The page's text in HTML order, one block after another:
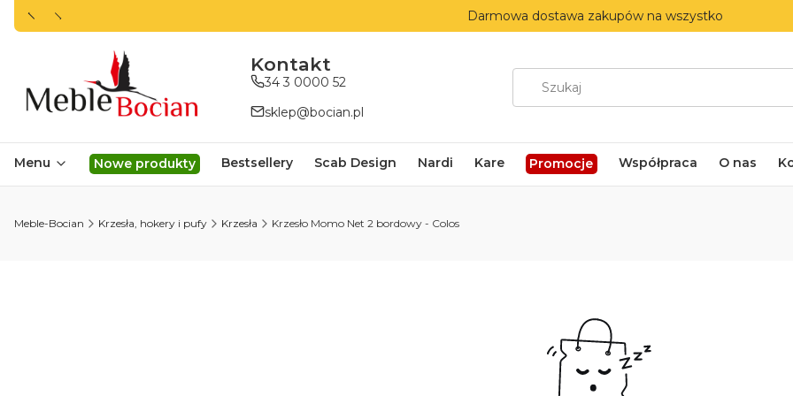
Darmowa dostawa zakupów na wszystko
ㅤㅤㅤㅤㅤㅤㅤㅤKontakt
34 3 0000 52
sklep@bocian.pl
Menu Nowe produkty Bestsellery Scab Design Nardi Kare Promocje Współpraca O nas
Meble-Bocian Krzesła, hokery i pufy Krzesła Krzesło Momo Net 2 bordowy - Colos